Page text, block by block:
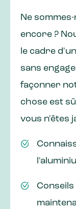
Ne
encore ?
le cadre
sans
façonner
chose est
vous n'êtes